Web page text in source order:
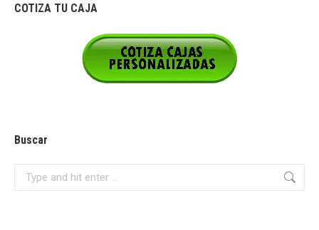
COTIZA TU CAJA
Buscar
Search: